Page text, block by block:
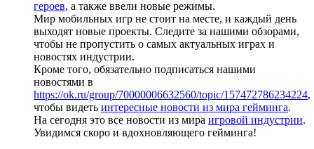
героев, а также ввели новые режимы.
Мир мобильных игр не стоит на месте, и каждый день
выходят новые проекты. Следите за нашими обзорами,
чтобы не пропустить о самых актуальных играх и
новостях индустрии.
Кроме того, обязательно подписаться нашими
новостями в
https://ok.ru/group/70000006632560/topic/157472786234224,
чтобы видеть интересные новости из мира гейминга.
На сегодня это все новости из мира игровой индустрии.
Увидимся скоро и вдохновляющего гейминга!